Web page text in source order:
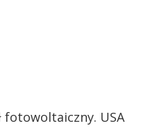
USA